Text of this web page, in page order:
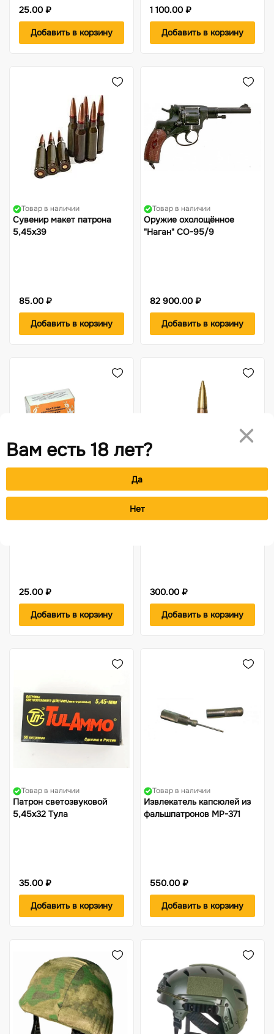
25.00 ₽
Добавить в корзину
1 100.00 ₽
Добавить в корзину
Товар в наличии
Сувенир макет патрона
5,45х39
85.00 ₽
Добавить в корзину
Товар в наличии
Оружие охолощённое
"Наган" СО-95/9
82 900.00 ₽
Добавить в корзину
Товар в наличии
10х24 Фортуна
25.00 ₽
Добавить в корзину
Товар в наличии
Сувенир макет патрона
Mauzer 7,92х57
300.00 ₽
Добавить в корзину
Товар в наличии
Патрон светозвуковой
5,45х32 Тула
35.00 ₽
Добавить в корзину
Товар в наличии
Извлекатель капсюлей из
фальшпатронов МР-371
550.00 ₽
Добавить в корзину
Вам есть 18 лет?
Да
Нет